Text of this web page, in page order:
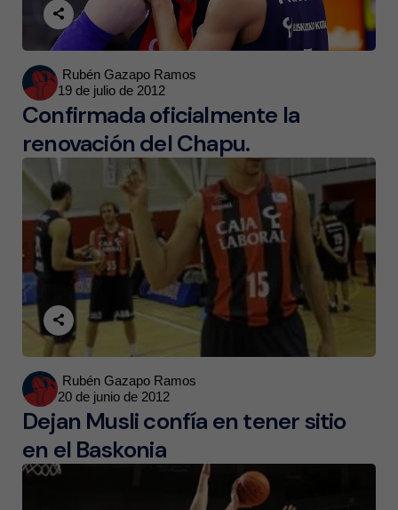
Posted
by
Rubén Gazapo Ramos
19 de julio de 2012
Confirmada oficialmente la
renovación del Chapu.
Posted
by
Rubén Gazapo Ramos
20 de junio de 2012
Dejan Musli confía en tener sitio
en el Baskonia